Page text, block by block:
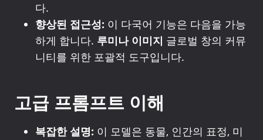
다.
향상된 접근성: 이 다국어 기능은 다음을 가능
하게 합니다. 루미나 이미지 글로벌 창의 커뮤
니티를 위한 포괄적 도구입니다.
고급 프롬프트 이해
복잡한 설명: 이 모델은 동물, 인간의 표정, 미